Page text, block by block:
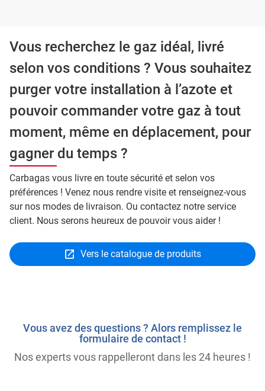
Vous recherchez le gaz idéal, livré
selon vos conditions ? Vous souhaitez
purger votre installation à l’azote et
pouvoir commander votre gaz à tout
moment, même en déplacement, pour
gagner du temps ?
Carbagas vous livre en toute sécurité et selon vos
préférences ! Venez nous rendre visite et renseignez-vous
sur nos modes de livraison. Ou contactez notre service
client. Nous serons heureux de pouvoir vous aider !
Vers le catalogue de produits
Vous avez des questions ? Alors remplissez le
formulaire de contact !
Nos experts vous rappelleront dans les 24 heures !